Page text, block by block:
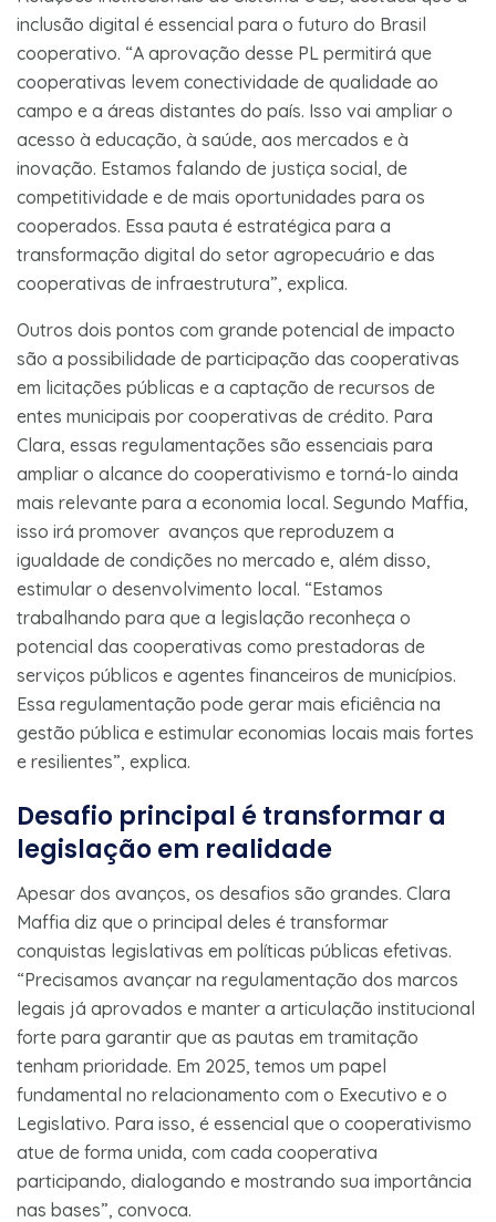
inclusão digital é essencial para o futuro do Brasil
cooperativo. “A aprovação desse PL permitirá que
cooperativas levem conectividade de qualidade ao
campo e a áreas distantes do país. Isso vai ampliar o
acesso à educação, à saúde, aos mercados e à
inovação. Estamos falando de justiça social, de
competitividade e de mais oportunidades para os
cooperados. Essa pauta é estratégica para a
transformação digital do setor agropecuário e das
cooperativas de infraestrutura”, explica.
Outros dois pontos com grande potencial de impacto
são a possibilidade de participação das cooperativas
em licitações públicas e a captação de recursos de
entes municipais por cooperativas de crédito. Para
Clara, essas regulamentações são essenciais para
ampliar o alcance do cooperativismo e torná-lo ainda
mais relevante para a economia local. Segundo Maffia,
isso irá promover avanços que reproduzem a
igualdade de condições no mercado e, além disso,
estimular o desenvolvimento local. “Estamos
trabalhando para que a legislação reconheça o
potencial das cooperativas como prestadoras de
serviços públicos e agentes financeiros de municípios.
Essa regulamentação pode gerar mais eficiência na
gestão pública e estimular economias locais mais fortes
e resilientes”, explica.
Desafio principal é transformar a
legislação em realidade
Apesar dos avanços, os desafios são grandes. Clara
Maffia diz que o principal deles é transformar
conquistas legislativas em políticas públicas efetivas.
“Precisamos avançar na regulamentação dos marcos
legais já aprovados e manter a articulação institucional
forte para garantir que as pautas em tramitação
tenham prioridade. Em 2025, temos um papel
fundamental no relacionamento com o Executivo e o
Legislativo. Para isso, é essencial que o cooperativismo
atue de forma unida, com cada cooperativa
participando, dialogando e mostrando sua importância
nas bases”, convoca.